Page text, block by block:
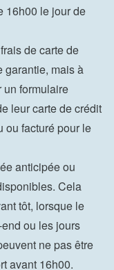
16h00 le jour de
de carte de
garantie, mais à
un formulaire
leur carte de crédit
ou facturé pour le
anticipée ou
Cela
tôt, lorsque le
ou les jours
ne pas être
avant 16h00.